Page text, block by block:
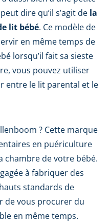
dire qu’il s’agit de la
lit bébé. Ce modèle de
en même temps de
lorsqu’il fait sa sieste
vous pouvez utiliser
entre le lit parental et le
? Cette marque
en puériculture
chambre de votre bébé.
à fabriquer des
standards de
de vous procurer du
en même temps.